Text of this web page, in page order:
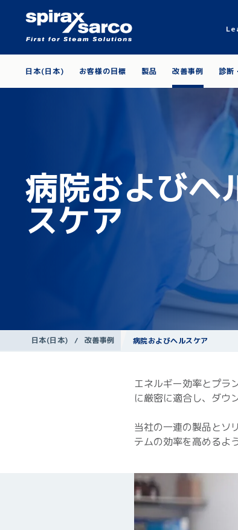
日本(日本) お客様の目標 製品 改善事例 診断
病院およびヘ
スケア
日本(日本) / 改善事例 病院およびヘルスケア
エネルギー効率とプラ
に厳密に適合し、ダウ
当社の一連の製品とソ
テムの効率を高めるよ